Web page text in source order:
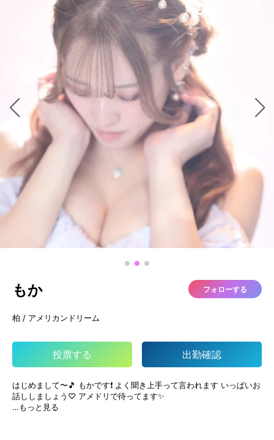
もか フォローする
柏 / アメリカンドリーム
投票する 出勤確認
はじめまして〜🎵 もかです❗️ よく聞き上手って言われます いっぱいお
話ししましょう♡ アメドリで待ってます✨
…もっと見る